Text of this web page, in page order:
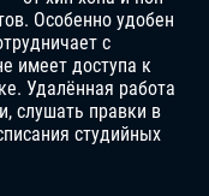
Особенно удобен
с
имеет доступа к
Удалённая работа
слушать правки в
студийных